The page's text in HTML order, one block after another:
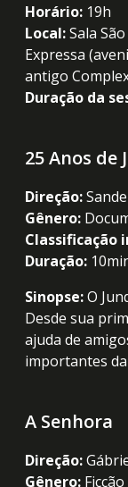
Horário: 19h
Local:Sala
Expressa
antigo
Duração da
25 Anos de
Direção:
Gênero:
Classificação
Duração:
Sinopse:O
Desde sua
ajuda de
importantes
A Senhora
Direção:
Gênero: Ficção